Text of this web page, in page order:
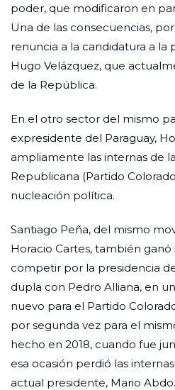
poder, que modificaron en
Una de las consecuencias,
renuncia a la candidatura a
Hugo Velázquez, que
de la República.
En el otro sector del mismo
expresidente del Paraguay,
ampliamente las internas de
Republicana (Partido
nucleación política.
Santiago Peña, del mismo
Horacio Cartes, también
competir por la presidencia
dupla con Pedro Alliana, en
nuevo para el Partido
por segunda vez para el
hecho en 2018, cuando fue
esa ocasión perdió las
actual presidente, Mario Abdo.